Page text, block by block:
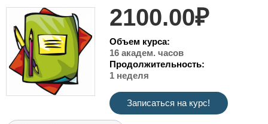
2100.00₽
Объем курса:
16 академ. часов
Продолжительность:
1 неделя
Записаться на курс!